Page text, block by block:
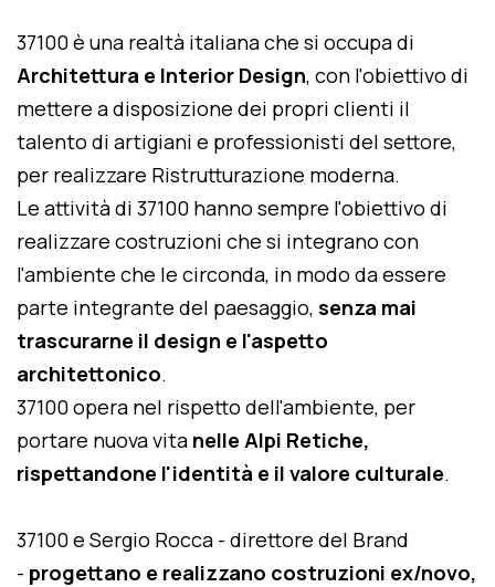
37100 è una realtà italiana che si occupa di
Architettura e Interior Design, con l'obiettivo di
mettere a disposizione dei propri clienti il
talento di artigiani e professionisti del settore,
per realizzare Ristrutturazione moderna.
Le attività di 37100 hanno sempre l'obiettivo di
realizzare costruzioni che si integrano con
l'ambiente che le circonda, in modo da essere
parte integrante del paesaggio, senza mai
trascurarne il design e l'aspetto
architettonico.
37100 opera nel rispetto dell'ambiente, per
portare nuova vita nelle Alpi Retiche,
rispettandone l'identità e il valore culturale.
37100 e Sergio Rocca - direttore del Brand
- progettano e realizzano costruzioni ex/novo,